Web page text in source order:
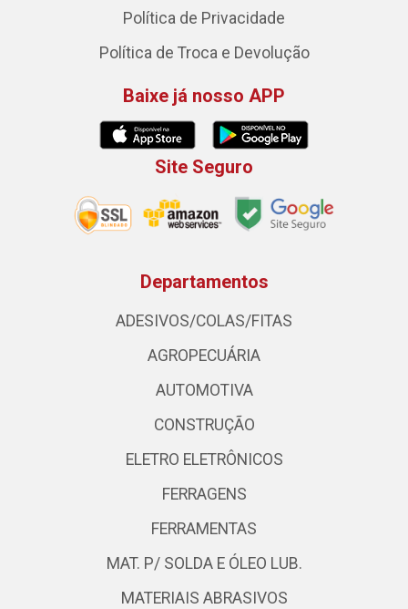
Política de Privacidade
Política de Troca e Devolução
Baixe já nosso APP
Site Seguro
Departamentos
ADESIVOS/COLAS/FITAS
AGROPECUÁRIA
AUTOMOTIVA
CONSTRUÇÃO
ELETRO ELETRÔNICOS
FERRAGENS
FERRAMENTAS
MAT. P/ SOLDA E ÓLEO LUB.
MATERIAIS ABRASIVOS